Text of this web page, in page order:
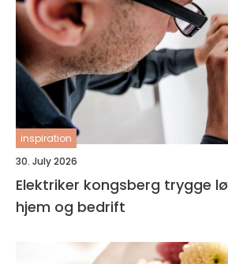
inspiration
30. July 2026
Elektriker kongsberg trygge løsninger for
hjem og bedrift